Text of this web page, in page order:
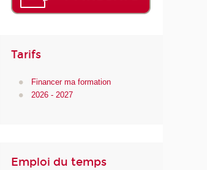
Tarifs
Financer ma formation
2026 - 2027
Emploi du temps